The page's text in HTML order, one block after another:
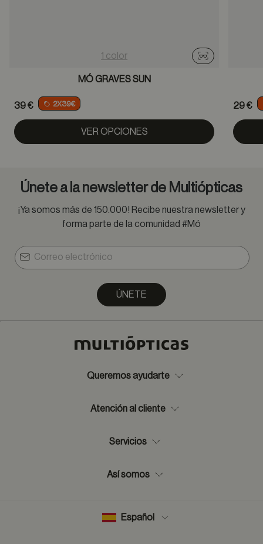
1 color
Probador
MÓ GRAVES SUN
39 € 2X39€
VER OPCIONES
29 €
Únete a la newsletter de Multiópticas
¡Ya somos más de 150.000! Recibe nuestra newsletter y
forma parte de la comunidad #Mó
ÚNETE
Queremos ayudarte
Atención al cliente
Servicios
Así somos
Español